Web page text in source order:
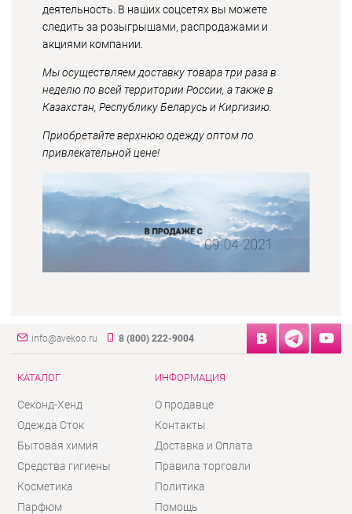
деятельность. В наших соцсетях вы можете
следить за розыгрышами, распродажами и
акциями компании.
Мы осуществляем доставку товара три раза в
неделю по всей территории России, а также в
Казахстан, Республику Беларусь и Киргизию.
Приобретайте верхнюю одежду оптом по
привлекательной цене!
info@avekoo.ru 8 (800) 222-9004
КАТАЛОГ
Секонд-Хенд
Одежда Сток
Бытовая химия
Средства гигиены
Косметика
Парфюм
ИНФОРМАЦИЯ
О продавце
Контакты
Доставка и Оплата
Правила торговли
Политика
Помощь